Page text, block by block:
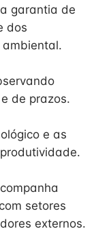
garantia de
dos
de prazos.
e as
setores
externos.